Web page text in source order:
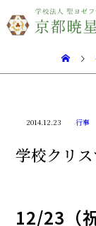
2014.12.23 行事
学校クリ
12/23（